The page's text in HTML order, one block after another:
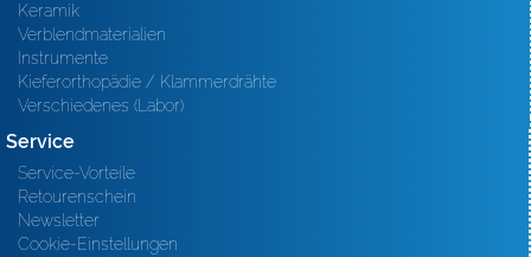
Keramik
Verblendmaterialien
Instrumente
Kieferorthopädie / Klammerdrähte
Verschiedenes (Labor)
Service
Service-Vorteile
Retourenschein
Newsletter
Cookie-Einstellungen